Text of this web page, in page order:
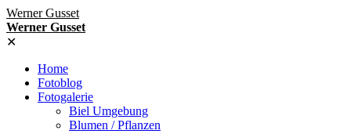
Werner Gusset
Werner Gusset
✕
Home
Fotoblog
Fotogalerie
Biel Umgebung
Blumen / Pflanzen